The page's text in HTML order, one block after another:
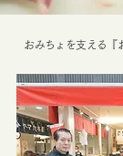
おみちょを支える『